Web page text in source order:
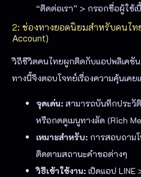
“ติดต่อเรา” > กรอกชื่อผู้ใช้
2: ช่องทางยอดนิยมสำหรับคนไท
Account)
วิถีชีวิตคนไทยผูกติดกับแอปพลิเคชั
ทางนี้จึงตอบโจทย์เรื่องความคุ้นเคย
จุดเด่น: สามารถบันทึกประวั
หรือกดดูเมนูทางลัด (Rich
เหมาะสำหรับ: การสอบถาม
ติดตามสถานะคำขอต่างๆ
วิธีเข้าใช้งาน: เปิดแอป LINE